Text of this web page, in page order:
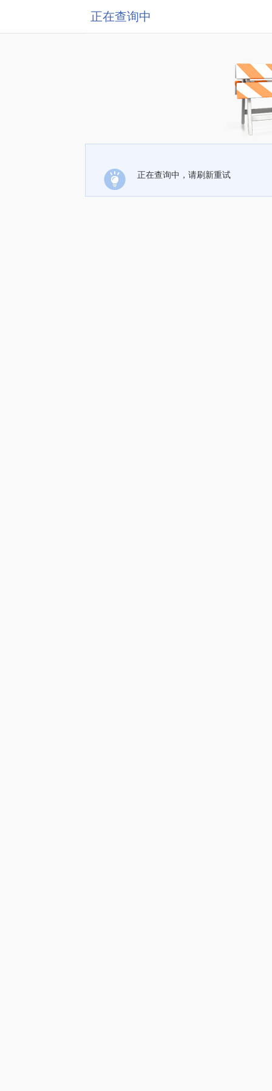
正在查询中
正在查询中，请刷新重试